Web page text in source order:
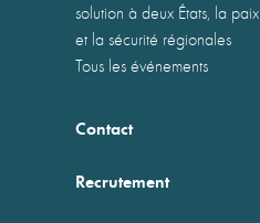
solution à deux États, la paix
et la sécurité régionales
Tous les événements
Contact
Recrutement